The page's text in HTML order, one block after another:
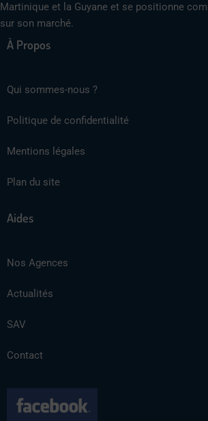
Martinique et la Guyane et se positionne
sur son marché.
À Propos
Qui sommes-nous ?
Politique de confidentialité
Mentions légales
Plan du site
Aides
Nos Agences
Actualités
SAV
Contact